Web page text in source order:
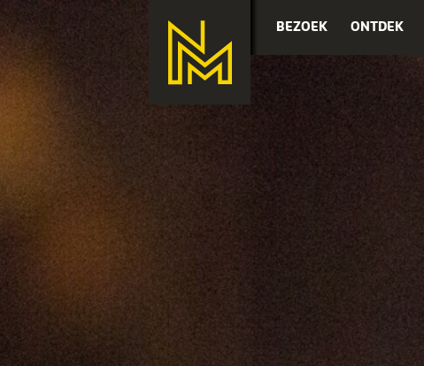
BEZOEK ONTDEK